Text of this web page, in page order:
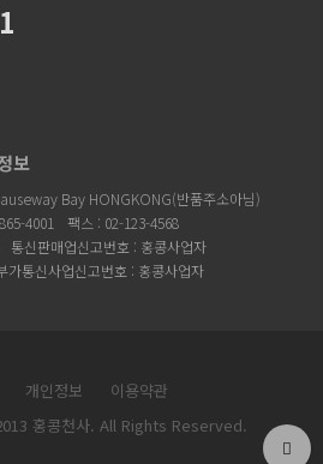
보
Bay HONGKONG(반품주소아님)
4001
팩스 : 02-123-4568
통신판매업신고번호 : 홍콩사업자
가통신사업신고번호 : 홍콩사업자
개인정보
이용약관
홍콩천사. All Rights Reserved.